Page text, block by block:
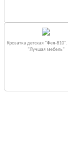
Кроватка детская "Фея-
"Лучшая мебель"